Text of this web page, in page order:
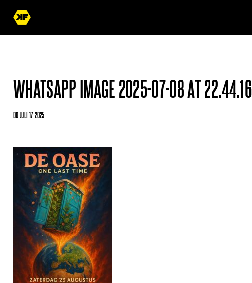
WHATSAPP IMAGE 2025-07-08 AT 22.44.16
DO JULI 17 2025